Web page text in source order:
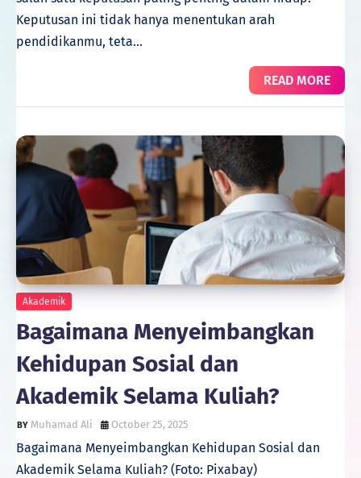
Keputusan ini tidak hanya menentukan arah
pendidikanmu, teta…
READ MORE
Akademik
Bagaimana Menyeimbangkan
Kehidupan Sosial dan
Akademik Selama Kuliah?
Muhamad Ali October 25, 2025
Bagaimana Menyeimbangkan Kehidupan Sosial dan
Akademik Selama Kuliah? (Foto: Pixabay)